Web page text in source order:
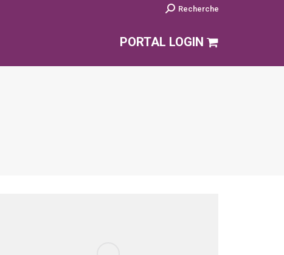
Search:Recherche
PORTAL LOGIN